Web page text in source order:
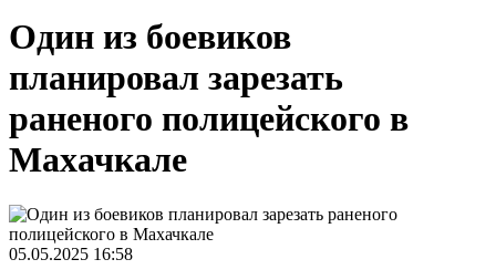
Один из боевиков
планировал зарезать
раненого полицейского в
Махачкале
05.05.2025 16:58